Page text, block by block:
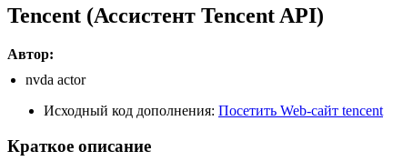
Tencent (Ассистент Tencent API)
Автор:
nvda actor
Исходный код дополнения: Посетить Web-сайт tencent
Краткое описание